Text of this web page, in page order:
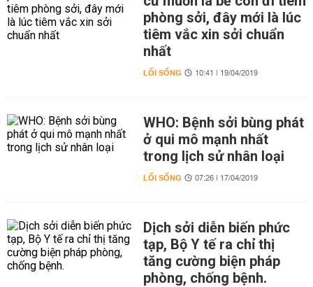
phòng sởi, đây mới là lúc
tiêm vắc xin sởi chuẩn
nhất
LỐI SỐNG 10:41 | 19/04/2019
WHO: Bệnh sởi bùng phát
ở qui mô mạnh nhất
trong lịch sử nhân loại
LỐI SỐNG 07:26 | 17/04/2019
Dịch sởi diễn biến phức
tạp, Bộ Y tế ra chỉ thị
tăng cường biện pháp
phòng, chống bệnh.